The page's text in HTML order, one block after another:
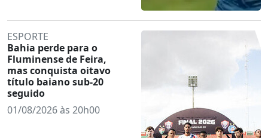
ESPORTE
Bahia perde para o
Fluminense de Feira,
mas conquista oitavo
título baiano sub-20
seguido
01/08/2026 às 20h00